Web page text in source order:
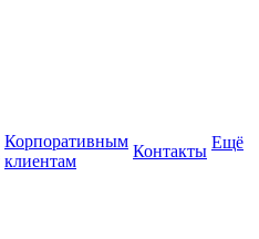
Корпоративным
клиентам
Контакты Ещё